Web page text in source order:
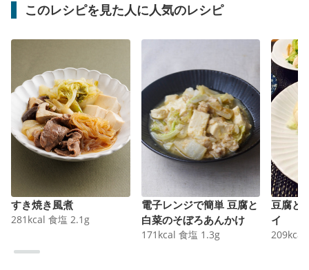
このレシピを見た人に人気のレシピ
すき焼き風煮
281 kcal 食塩 2.1 g
電子レンジで簡単 豆腐と
白菜のそぼろあんかけ
171 kcal 食塩 1.3g
豆腐と
イ
209kcal